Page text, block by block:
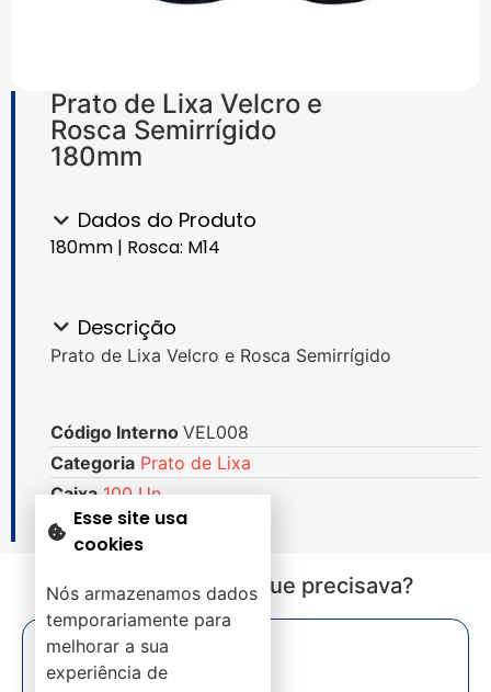
Prato de Lixa Velcro e
Rosca Semirrígido
180mm
Dados do Produto
180mm | Rosca: M14
Descrição
Prato de Lixa Velcro e Rosca Semirrígido
Código Interno VEL008
Categoria Prato de Lixa
Caixa 100 Un.
Não encontrou o que precisava?
Esse site usa
cookies
Nós armazenamos dados
temporariamente para
melhorar a sua
experiência de